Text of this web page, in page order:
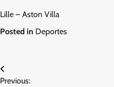
Lille – Aston Villa
Posted in Deportes
Post
Previous: